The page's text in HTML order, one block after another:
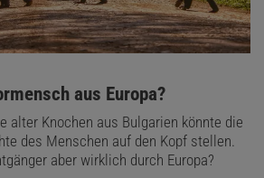
aus Europa?
alter Knochen aus Bulgarien könnte die
des Menschen auf den Kopf stellen.
aber wirklich durch Europa?